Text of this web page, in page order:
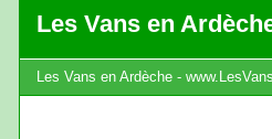
Les Vans en
Les Vans en Ardèche -